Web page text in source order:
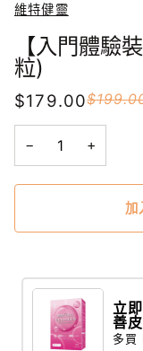
維特健靈
【入門體驗
粒)
$179.00
− +
加
立
善
多買